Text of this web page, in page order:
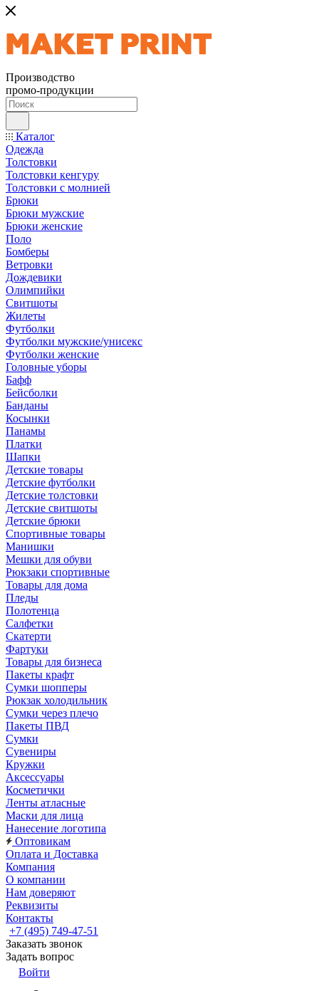
Производство
промо-продукции
Каталог
Одежда
Толстовки
Толстовки кенгуру
Толстовки с молнией
Брюки
Брюки мужские
Брюки женские
Поло
Бомберы
Ветровки
Дождевики
Олимпийки
Свитшоты
Жилеты
Футболки
Футболки мужские/унисекс
Футболки женские
Головные уборы
Бафф
Бейсболки
Банданы
Косынки
Панамы
Платки
Шапки
Детские товары
Детские футболки
Детские толстовки
Детские свитшоты
Детские брюки
Спортивные товары
Манишки
Мешки для обуви
Рюкзаки спортивные
Товары для дома
Пледы
Полотенца
Салфетки
Скатерти
Фартуки
Товары для бизнеса
Пакеты крафт
Сумки шопперы
Рюкзак холодильник
Сумки через плечо
Пакеты ПВД
Сумки
Сувениры
Кружки
Аксессуары
Косметички
Ленты атласные
Маски для лица
Нанесение логотипа
Оптовикам
Оплата и Доставка
Компания
О компании
Нам доверяют
Реквизиты
Контакты
+7 (495) 749-47-51
Заказать звонок
Задать вопрос
Войти